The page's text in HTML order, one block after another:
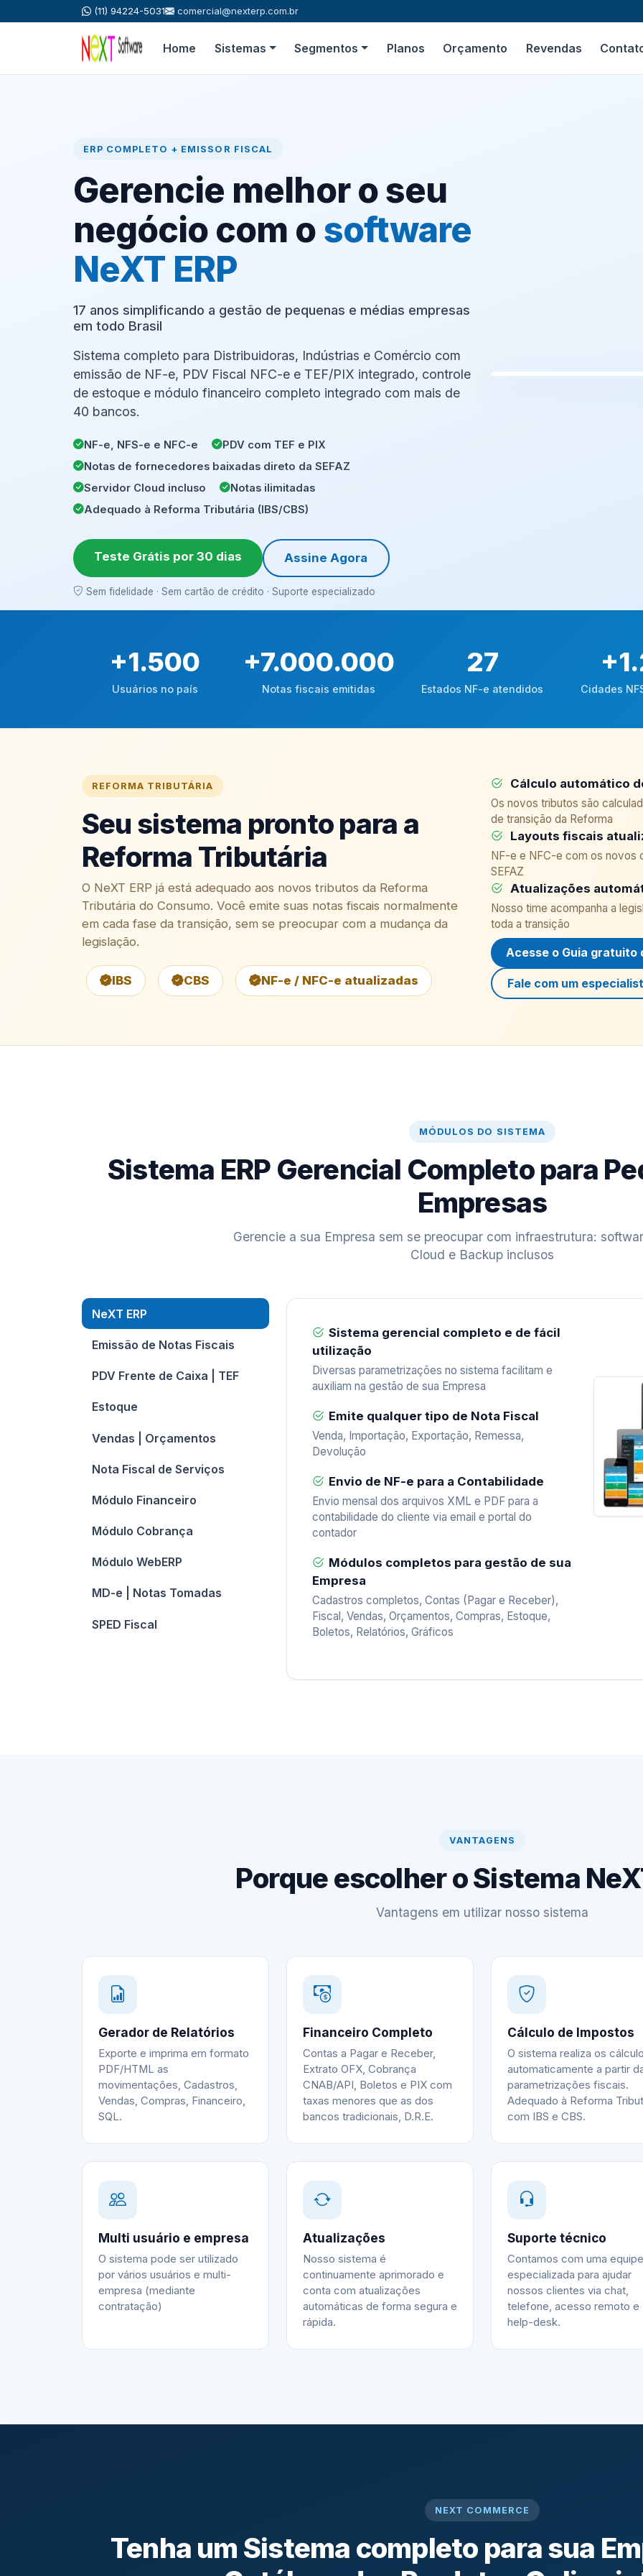
(11) 94224-5031 comercial@nexterp.com.br
Home Sistemas Segmentos Planos Orçamento Revendas
ERP COMPLETO + EMISSOR FISCAL
Gerencie melhor o seu
negócio com o software
NeXT ERP
17 anos simplificando a gestão de pequenas e médias empresas
em todo Brasil
Sistema completo para Distribuidoras, Indústrias e Comércio com
emissão de NF-e, PDV Fiscal NFC-e e TEF/PIX integrado, controle
de estoque e módulo financeiro completo integrado com mais de
40 bancos.
NF-e, NFS-e e NFC-e
PDV com TEF e PIX
Notas de fornecedores baixadas direto da SEFAZ
Servidor Cloud incluso
Notas ilimitadas
Adequado à Reforma Tributária (IBS/CBS)
Teste Grátis por 30 dias Assine Agora
Sem fidelidade · Sem cartão de crédito · Suporte especializado
+1.500
Usuários no país
+7.000.000
Notas fiscais emitidas
27
Estados NF-e atendidos
+
Cidades
REFORMA TRIBUTÁRIA
Seu sistema pronto para a
Reforma Tributária
O NeXT ERP já está adequado aos novos tributos da Reforma
Tributária do Consumo. Você emite suas notas fiscais normalmente
em cada fase da transição, sem se preocupar com a mudança da
legislação.
IBS CBS NF-e / NFC-e atualizadas
Cálculo automático
Os novos tributos são
de transição da Reforma
Layouts fiscais
NF-e e NFC-e com os novos
SEFAZ
Atualizações
Nosso time acompanha a
toda a transição
Acesse o Guia gratuito
Fale com um
MÓDULOS DO SISTEMA
Sistema ERP Gerencial Completo para
Empresas
Gerencie a sua Empresa sem se preocupar com infraestrutura:
Cloud e Backup inclusos
NeXT ERP
Emissão de Notas Fiscais
PDV Frente de Caixa | TEF
Estoque
Vendas | Orçamentos
Nota Fiscal de Serviços
Módulo Financeiro
Módulo Cobrança
Módulo WebERP
MD-e | Notas Tomadas
SPED Fiscal
Sistema gerencial completo e de fácil
utilização
Diversas parametrizações no sistema facilitam e
auxiliam na gestão de sua Empresa
Emite qualquer tipo de Nota Fiscal
Venda, Importação, Exportação, Remessa,
Devolução
Envio de NF-e para a Contabilidade
Envio mensal dos arquivos XML e PDF para a
contabilidade do cliente via email e portal do
contador
Módulos completos para gestão de sua
Empresa
Cadastros completos, Contas (Pagar e Receber),
Fiscal, Vendas, Orçamentos, Compras, Estoque,
Boletos, Relatórios, Gráficos
VANTAGENS
Porque escolher o Sistema
Vantagens em utilizar nosso sistema
Gerador de Relatórios
Exporte e imprima em formato
PDF/HTML as
movimentações, Cadastros,
Vendas, Compras, Financeiro,
SQL.
Financeiro Completo
Contas a Pagar e Receber,
Extrato OFX, Cobrança
CNAB/API, Boletos e PIX com
taxas menores que as dos
bancos tradicionais, D.R.E.
Cálculo de Impostos
O sistema realiza os
automaticamente a partir
parametrizações fiscais.
Adequado à Reforma
com IBS e CBS.
Multi usuário e empresa
O sistema pode ser utilizado
por vários usuários e multi-
empresa (mediante
contratação)
Atualizações
Nosso sistema é
continuamente aprimorado e
conta com atualizações
automáticas de forma segura e
rápida.
Suporte técnico
Contamos com uma equipe
especializada para ajudar
nossos clientes via chat,
telefone, acesso remoto e
help-desk.
NEXT COMMERCE
Tenha um Sistema completo para sua